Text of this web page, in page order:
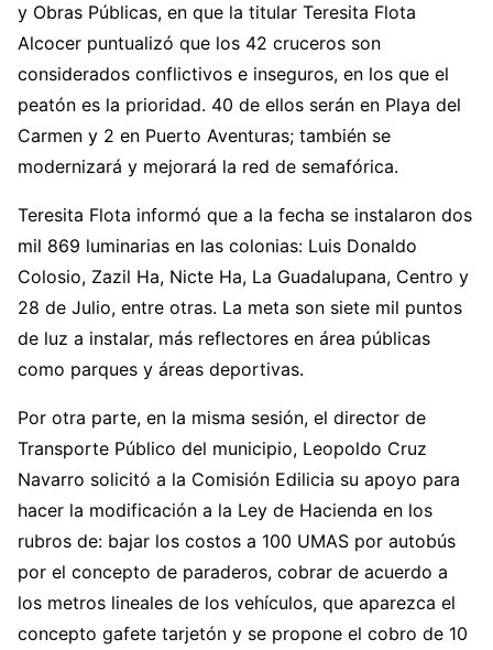
y Obras Públicas, en que la titular Teresita Flota
Alcocer puntualizó que los 42 cruceros son
considerados conflictivos e inseguros, en los que el
peatón es la prioridad. 40 de ellos serán en Playa del
Carmen y 2 en Puerto Aventuras; también se
modernizará y mejorará la red de semafórica.
Teresita Flota informó que a la fecha se instalaron dos
mil 869 luminarias en las colonias: Luis Donaldo
Colosio, Zazil Ha, Nicte Ha, La Guadalupana, Centro y
28 de Julio, entre otras. La meta son siete mil puntos
de luz a instalar, más reflectores en área públicas
como parques y áreas deportivas.
Por otra parte, en la misma sesión, el director de
Transporte Público del municipio, Leopoldo Cruz
Navarro solicitó a la Comisión Edilicia su apoyo para
hacer la modificación a la Ley de Hacienda en los
rubros de: bajar los costos a 100 UMAS por autobús
por el concepto de paraderos, cobrar de acuerdo a
los metros lineales de los vehículos, que aparezca el
concepto gafete tarjetón y se propone el cobro de 10